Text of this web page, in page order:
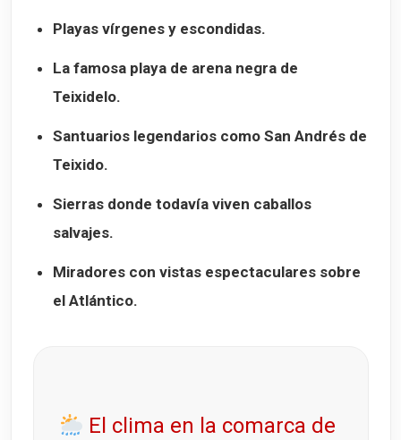
Playas vírgenes y escondidas.
La famosa playa de arena negra de
Teixidelo.
Santuarios legendarios como San Andrés de
Teixido.
Sierras donde todavía viven caballos
salvajes.
Miradores con vistas espectaculares sobre
el Atlántico.
El clima en la comarca de